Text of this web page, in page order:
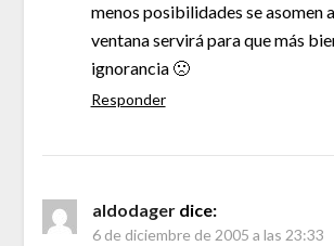
menos posibilidades se asomen
ventana servirá para que más
ignorancia 🙁
Responder
aldodager dice:
6 de diciembre de 2005 a las 23:33